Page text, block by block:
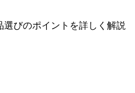
びのポイントを詳しく解説